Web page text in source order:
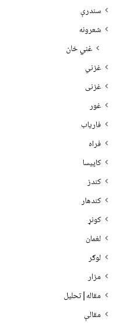
سندرې
شعرونه
غني خان
غزني
غزنی
غور
فاریاب
فراه
کاپیسا
کندز
کندهار
کونړ
لغمان
لوګر
مزار
مقاله|تحلیل
مقالې